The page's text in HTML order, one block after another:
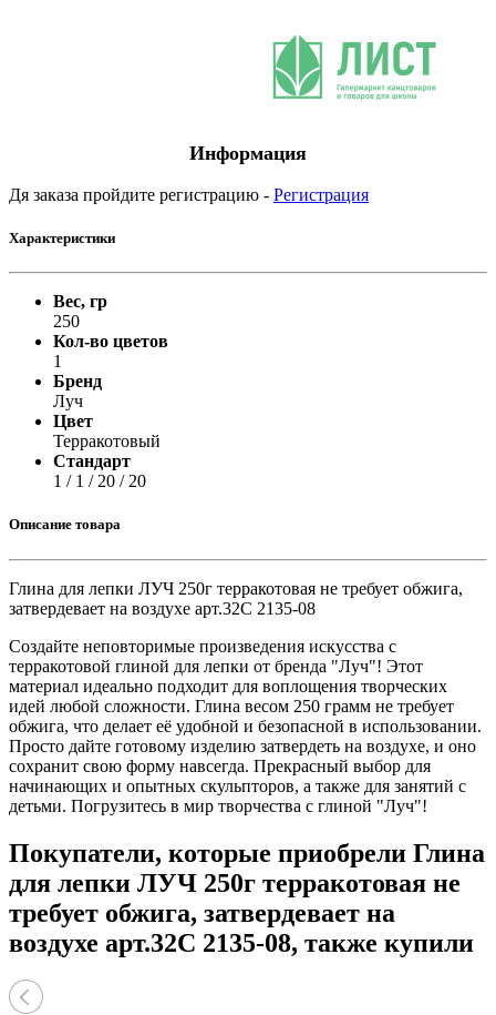
Информация
Дя заказа пройдите регистрацию - Регистрация
Характеристики
Вес, гр
250
Кол-во цветов
1
Бренд
Луч
Цвет
Терракотовый
Стандарт
1 / 1 / 20 / 20
Описание товара
Глина для лепки ЛУЧ 250г терракотовая не требует обжига,
затвердевает на воздухе арт.32С 2135-08
Создайте неповторимые произведения искусства с
терракотовой глиной для лепки от бренда "Луч"! Этот
материал идеально подходит для воплощения творческих
идей любой сложности. Глина весом 250 грамм не требует
обжига, что делает её удобной и безопасной в использовании.
Просто дайте готовому изделию затвердеть на воздухе, и оно
сохранит свою форму навсегда. Прекрасный выбор для
начинающих и опытных скульпторов, а также для занятий с
детьми. Погрузитесь в мир творчества с глиной "Луч"!
Покупатели, которые приобрели Глина
для лепки ЛУЧ 250г терракотовая не
требует обжига, затвердевает на
воздухе арт.32С 2135-08, также купили